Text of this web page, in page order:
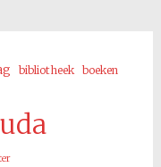
bibliotheek boeken